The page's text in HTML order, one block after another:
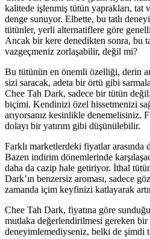
kalitede işlenmiş tütün yaprakları, tat
denge sunuyor. Elbette, bu tatlı
tütünler, yerli alternatiflere göre
Ancak bir kere denedikten sonra, bu
vazgeçmeniz zorlaşabilir, değil mi?
Bu tütünün en önemli özelliği, derin
sizi saracak, adeta bir örtü gibi
Chee Tah Dark, sadece bir tütün
biçimi. Kendinizi özel hissetmenizi
arıyorsanız kesinlikle denemelisiniz.
dolayı bir yatırım gibi düşünülebilir.
Farklı marketlerdeki fiyatlar arasında
Bazen indirim dönemlerinde
daha da cazip hale getiriyor. İthal
Dark’ın benzersiz aroması, sadece
zamanda içim keyfinizi katlayarak
Chee Tah Dark, fiyatına göre
mutlaka değerlendirilmesi gereken
deneyimlemediyseniz, belki de şimdi